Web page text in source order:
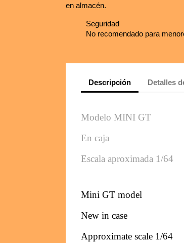
en almacén.
Seguridad
No recomendado para
Descripción Detalles
Modelo MINI GT
En caja
Escala aproximada 1/64
Mini GT model
New in case
Approximate scale 1/64